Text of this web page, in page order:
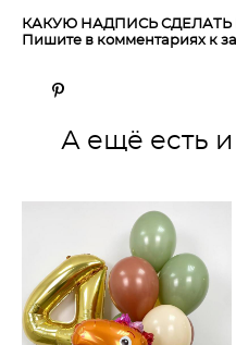
КАКУЮ НАДПИСЬ СДЕЛАТЬ
Пишите в комментариях к
А ещё есть и